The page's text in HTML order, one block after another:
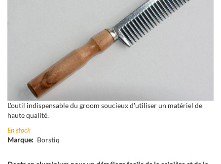
L'outil indispensable du groom soucieux d'utiliser un matériel de
haute qualité.
En stock
Marque
Borstiq